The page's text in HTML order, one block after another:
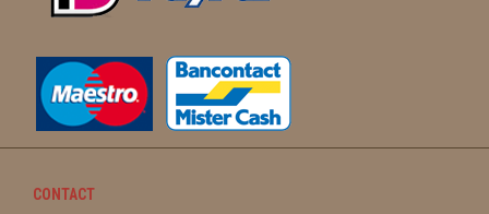
CONTACT